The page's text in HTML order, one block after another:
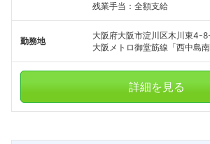
残業手当：全額支給
勤務地
大阪府大阪市淀川区木川東4-
大阪メトロ御堂筋線「西中島
詳細を見る